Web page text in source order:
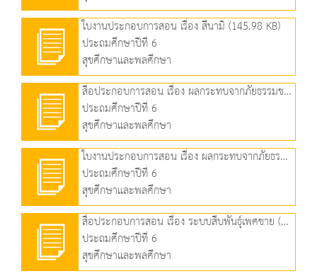
ใบงานประกอบการสอน เรื่อง สึนามิ (145.98 KB)
ประถมศึกษาปีที่ 6
สุขศึกษาและพลศึกษา
สื่อประกอบการสอน เรื่อง ผลกระทบจากภัยธรรมชาติ (6.56 MB)
ประถมศึกษาปีที่ 6
สุขศึกษาและพลศึกษา
ใบงานประกอบการสอน เรื่อง ผลกระทบจากภัยธรรมชาติ (195.17 KB)
ประถมศึกษาปีที่ 6
สุขศึกษาและพลศึกษา
สื่อประกอบการสอน เรื่อง ระบบสืบพันธุ์เพศชาย (2.54 MB)
ประถมศึกษาปีที่ 6
สุขศึกษาและพลศึกษา